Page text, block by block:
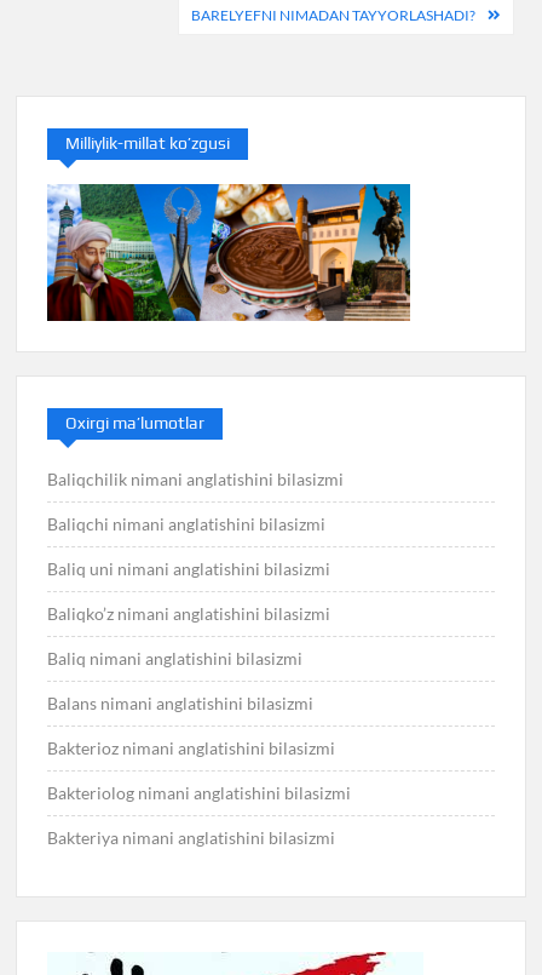
BARELYEFNI NIMADAN TAYYORLASHADI?
Milliylik-millat ko’zgusi
Oxirgi ma’lumotlar
Baliqchilik nimani anglatishini bilasizmi
Baliqchi nimani anglatishini bilasizmi
Baliq uni nimani anglatishini bilasizmi
Baliqko’z nimani anglatishini bilasizmi
Baliq nimani anglatishini bilasizmi
Balans nimani anglatishini bilasizmi
Bakterioz nimani anglatishini bilasizmi
Bakteriolog nimani anglatishini bilasizmi
Bakteriya nimani anglatishini bilasizmi